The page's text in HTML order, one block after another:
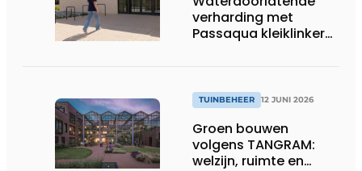
verharding met
Passaqua kleiklinkers:
TUINBEHEER 12 JUNI 2026
Groen bouwen
volgens TANGRAM:
welzijn, ruimte en